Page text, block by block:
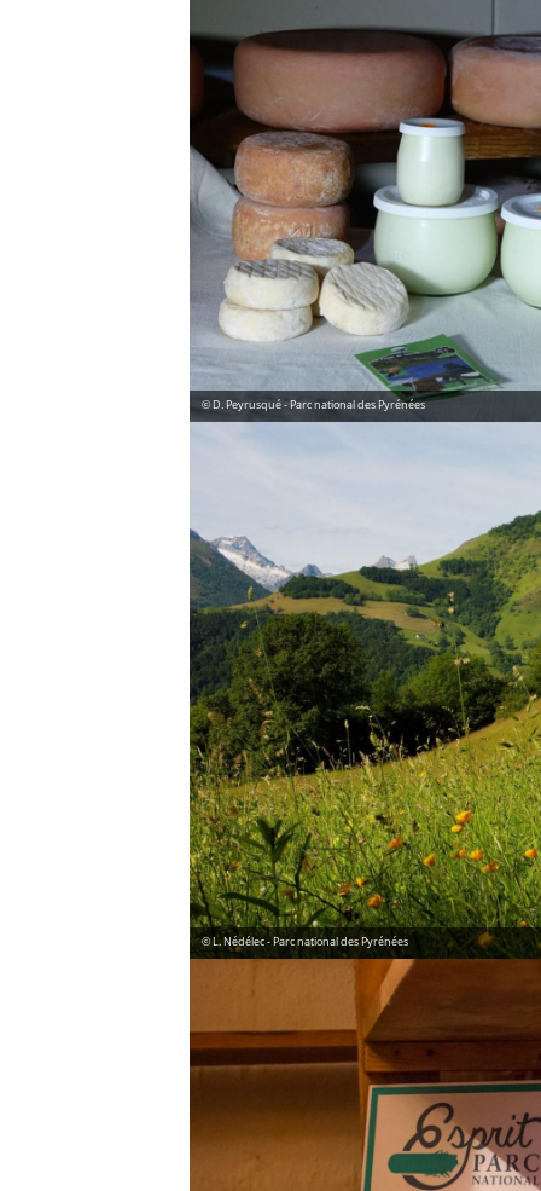
© D. Peyrusqué - Parc national des Pyrénées
© L. Nédélec - Parc national des Pyrénées